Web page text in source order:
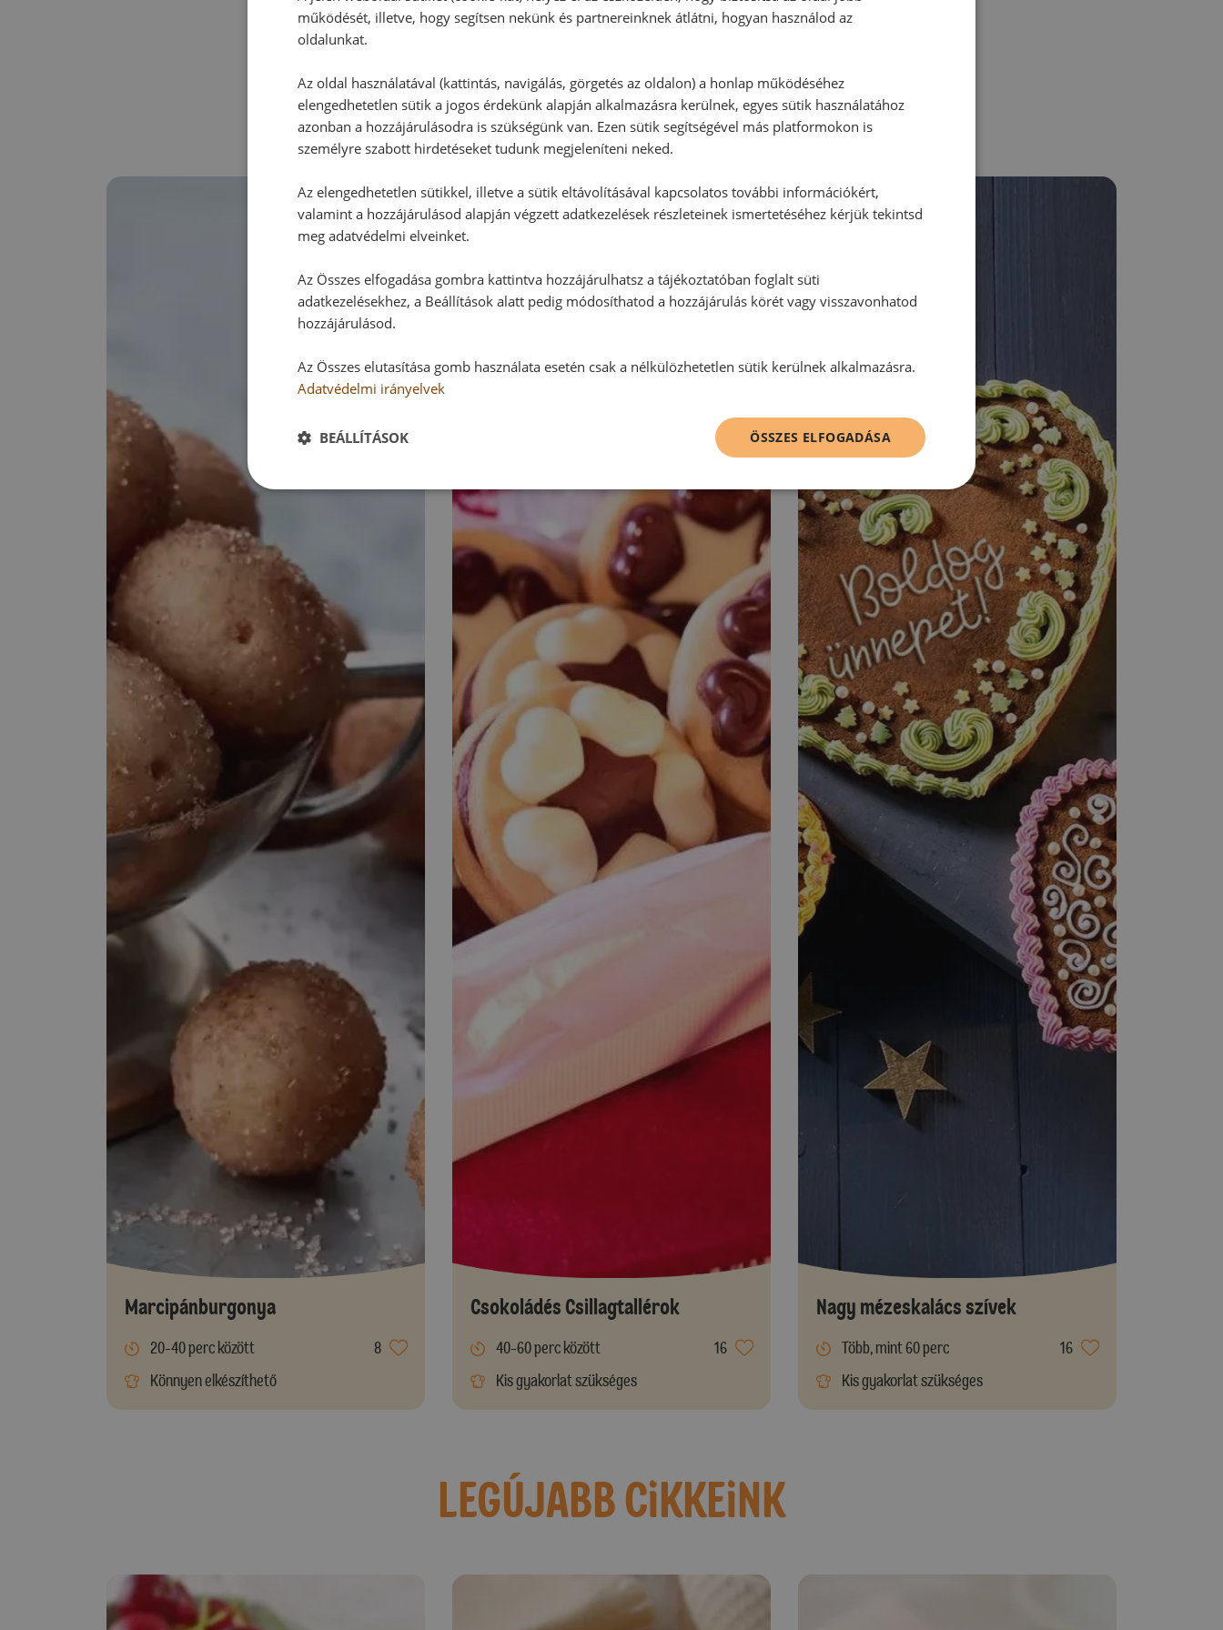
RECEPTAJÁNLÓ
Marcipánburgonya
20-40 perc között
8
Könnyen elkészíthető
Csokoládés Csillagtallérok
40-60 perc között
16
Kis gyakorlat szükséges
Nagy mézeskalács szívek
Több, mint 60 perc
16
Kis gyakorlat szükséges
LEGÚJABB CiKKEiNK
működését, illetve, hogy segítsen nekünk és partnereinknek átlátni, hogyan használod az
oldalunkat.
Az oldal használatával (kattintás, navigálás, görgetés az oldalon) a honlap működéséhez
elengedhetetlen sütik a jogos érdekünk alapján alkalmazásra kerülnek, egyes sütik használatához
azonban a hozzájárulásodra is szükségünk van. Ezen sütik segítségével más platformokon is
személyre szabott hirdetéseket tudunk megjeleníteni neked.
Az elengedhetetlen sütikkel, illetve a sütik eltávolításával kapcsolatos további információkért,
valamint a hozzájárulásod alapján végzett adatkezelések részleteinek ismertetéséhez kérjük tekintsd
meg adatvédelmi elveinket.
Az Összes elfogadása gombra kattintva hozzájárulhatsz a tájékoztatóban foglalt süti
adatkezelésekhez, a Beállítások alatt pedig módosíthatod a hozzájárulás körét vagy visszavonhatod
hozzájárulásod.
Az Összes elutasítása gomb használata esetén csak a nélkülözhetetlen sütik kerülnek alkalmazásra.
Adatvédelmi irányelvek
ÖSSZES ELFOGADÁSA
BEÁLLÍTÁSOK